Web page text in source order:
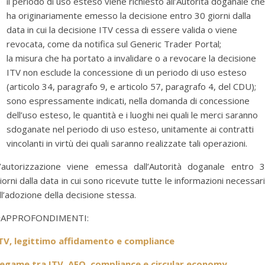
ha originariamente emesso la decisione entro 30 giorni dalla
data in cui la decisione ITV cessa di essere valida o viene
revocata, come da notifica sul Generic Trader Portal;
la misura che ha portato a invalidare o a revocare la decisione
ITV non esclude la concessione di un periodo di uso esteso
(articolo 34, paragrafo 9, e articolo 57, paragrafo 4, del CDU);
sono espressamente indicati, nella domanda di concessione
dell’uso esteso, le quantità e i luoghi nei quali le merci saranno
sdoganate nel periodo di uso esteso, unitamente ai contratti
vincolanti in virtù dei quali saranno realizzate tali operazioni.
viene emessa dall’Autorità doganale entro
dalla data in cui sono ricevute tutte le informazioni
della decisione stessa.
legittimo affidamento e compliance